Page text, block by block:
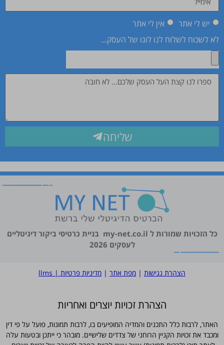
יש לי אתר
אין לי אתר
לא לשכוח לשלוח לנו לוגו של העסק...
שליחה
כל הזכויות שמורות ל my-net.co.il בניית כרטיסי ביקור דיגיטליים
לעסקים 2026
הצהרת נגישות | מפת אתר | מדיניות פרטיות |
llms
הצהרת זכויות יוצרים ואחריות
האתר, לרבות כלל התכנים והמדיה המופיעים בו, לרבות תמונות, פועל על פי דין
ומכבד את זכויות הקניין הרוחני של צדדים שלישיים. מובהר כי ייתכן ובטעות עלה